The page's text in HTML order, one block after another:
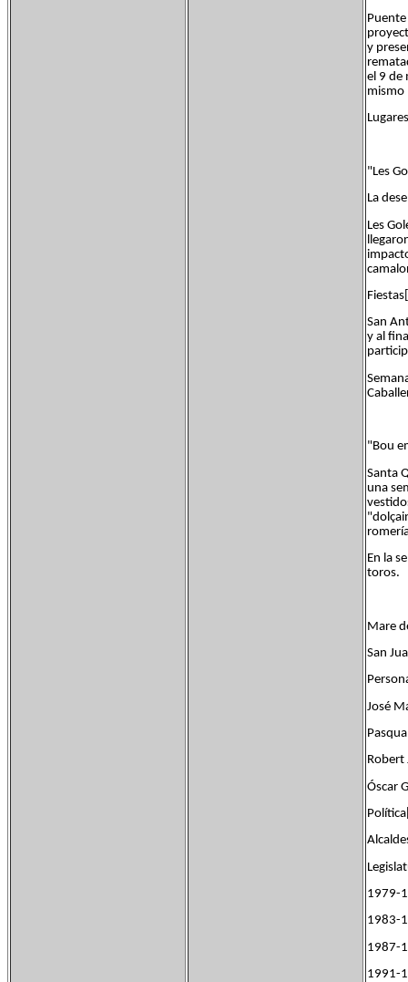
y
el 9 de
mismo
"Les
La
Les
San
y al
"Bou
Santa
una
En la
toros.
Mare
San
José
Robert
Óscar
1979-
1983-
1987-
1991-